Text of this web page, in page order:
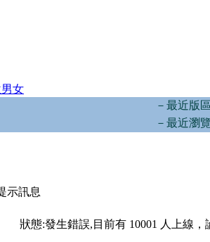
女
－最近版
－最近瀏
示訊息
狀態:發生錯誤,目前有 10001 人上線